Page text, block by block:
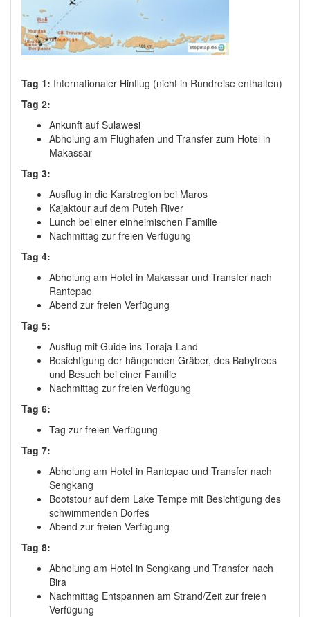
Tag 1: Internationaler Hinflug (nicht in Rundreise enthalten)
Tag 2:
Ankunft auf Sulawesi
Abholung am Flughafen und Transfer zum Hotel in
Makassar
Tag 3:
Ausflug in die Karstregion bei Maros
Kajaktour auf dem Puteh River
Lunch bei einer einheimischen Familie
Nachmittag zur freien Verfügung
Tag 4:
Abholung am Hotel in Makassar und Transfer nach
Rantepao
Abend zur freien Verfügung
Tag 5:
Ausflug mit Guide ins Toraja-Land
Besichtigung der hängenden Gräber, des Babytrees
und Besuch bei einer Familie
Nachmittag zur freien Verfügung
Tag 6:
Tag zur freien Verfügung
Tag 7:
Abholung am Hotel in Rantepao und Transfer nach
Sengkang
Bootstour auf dem Lake Tempe mit Besichtigung des
schwimmenden Dorfes
Abend zur freien Verfügung
Tag 8:
Abholung am Hotel in Sengkang und Transfer nach
Bira
Nachmittag Entspannen am Strand/Zeit zur freien
Verfügung